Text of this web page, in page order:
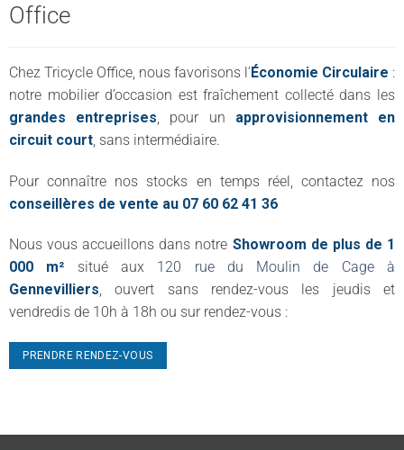
Office
Chez Tricycle Office, nous favorisons l’Économie Circulaire :
notre mobilier d’occasion est fraîchement collecté dans les
grandes entreprises, pour un approvisionnement en
circuit court, sans intermédiaire.
Pour connaître nos stocks en temps réel, contactez nos
conseillères de vente au 07 60 62 41 36
Nous vous accueillons dans notre Showroom de plus de 1
000 m² situé aux 120 rue du Moulin de Cage à
Gennevilliers, ouvert sans rendez-vous les jeudis et
vendredis de 10h à 18h ou sur rendez-vous :
PRENDRE RENDEZ-VOUS